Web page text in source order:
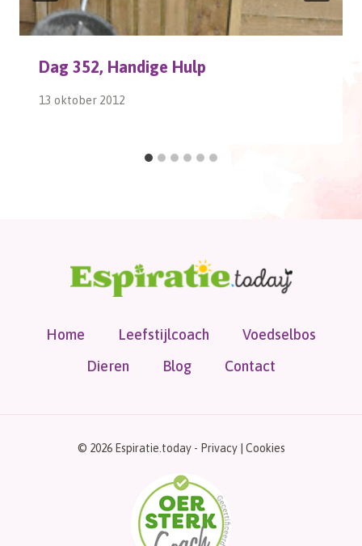
Dag 352, Handige Hulp
13 oktober 2012
Home Leefstijlcoach
Voedselbos
Dieren
Blog Contact
© 2026 Espiratie.today - Privacy| Cookies